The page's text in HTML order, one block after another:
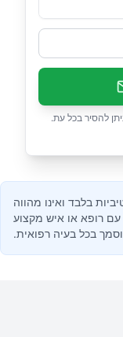
להסיר בכל עת.
בלבד ואינו מהווה
עם רופא או איש מקצוע
בכל בעיה רפואית.